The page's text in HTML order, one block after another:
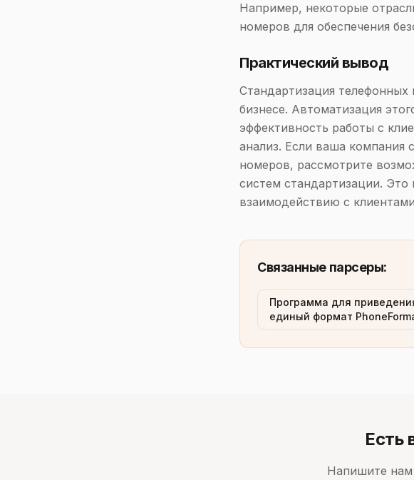
Например, некоторые
номеров для обеспечения
Практический вывод
Стандартизация
бизнесе. Автоматизация
эффективность работы с
анализ. Если ваша компания
номеров, рассмотрите
систем стандартизации.
взаимодействию с
Связанные парсеры:
Программа для
единый формат
Есть
Напишите